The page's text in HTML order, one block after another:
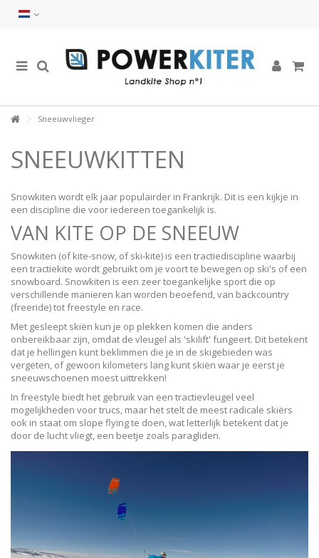
Sneeuwvlieger
SNEEUWKITTEN
Snowkiten wordt elk jaar populairder in Frankrijk. Dit is een kijkje in
een discipline die voor iedereen toegankelijk is.
VAN KITE OP DE SNEEUW
Snowkiten (of kite-snow, of ski-kite) is een tractiediscipline waarbij
een tractiekite wordt gebruikt om je voort te bewegen op ski's of een
snowboard. Snowkiten is een zeer toegankelijke sport die op
verschillende manieren kan worden beoefend, van backcountry
(freeride) tot freestyle en race.
Met gesleept skiën kun je op plekken komen die anders
onbereikbaar zijn, omdat de vleugel als 'skilift' fungeert. Dit betekent
dat je hellingen kunt beklimmen die je in de skigebieden was
vergeten, of gewoon kilometers lang kunt skiën waar je eerst je
sneeuwschoenen moest uittrekken!
In freestyle biedt het gebruik van een tractievleugel veel
mogelijkheden voor trucs, maar het stelt de meest radicale skiërs
ook in staat om slope flying te doen, wat letterlijk betekent dat je
door de lucht vliegt, een beetje zoals paragliden.